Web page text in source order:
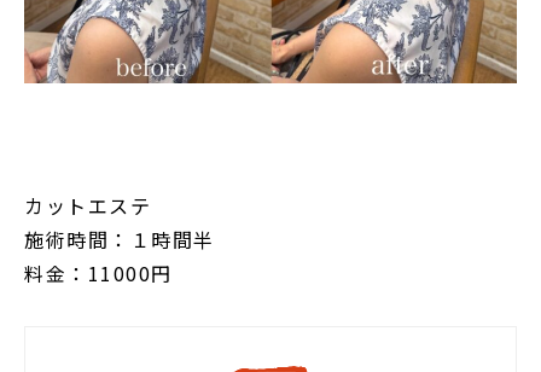
カットエステ
施術時間：１時間半
料金：11000円